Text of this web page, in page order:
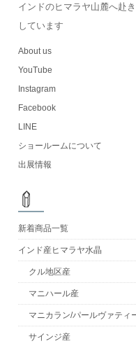
インドのヒマラヤ山麓へ赴
しています
About us
YouTube
Instagram
Facebook
LINE
ショールームについて
出展情報
新着商品一覧
インド産ヒマラヤ水晶
クル地区産
マニハール産
マニカラン/パールヴァティ
サインジ産